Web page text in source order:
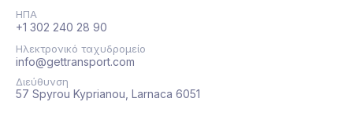
ΗΠΑ
+1 302 240 28 90
Ηλεκτρονικό ταχυδρομείο
info@gettransport.com
Διεύθυνση
57 Spyrou Kyprianou, Larnaca 6051